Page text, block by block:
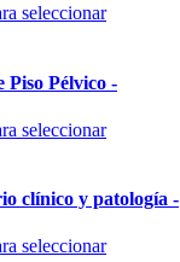
seleccionar
Piso Pélvico -
seleccionar
clínico y patología -
seleccionar